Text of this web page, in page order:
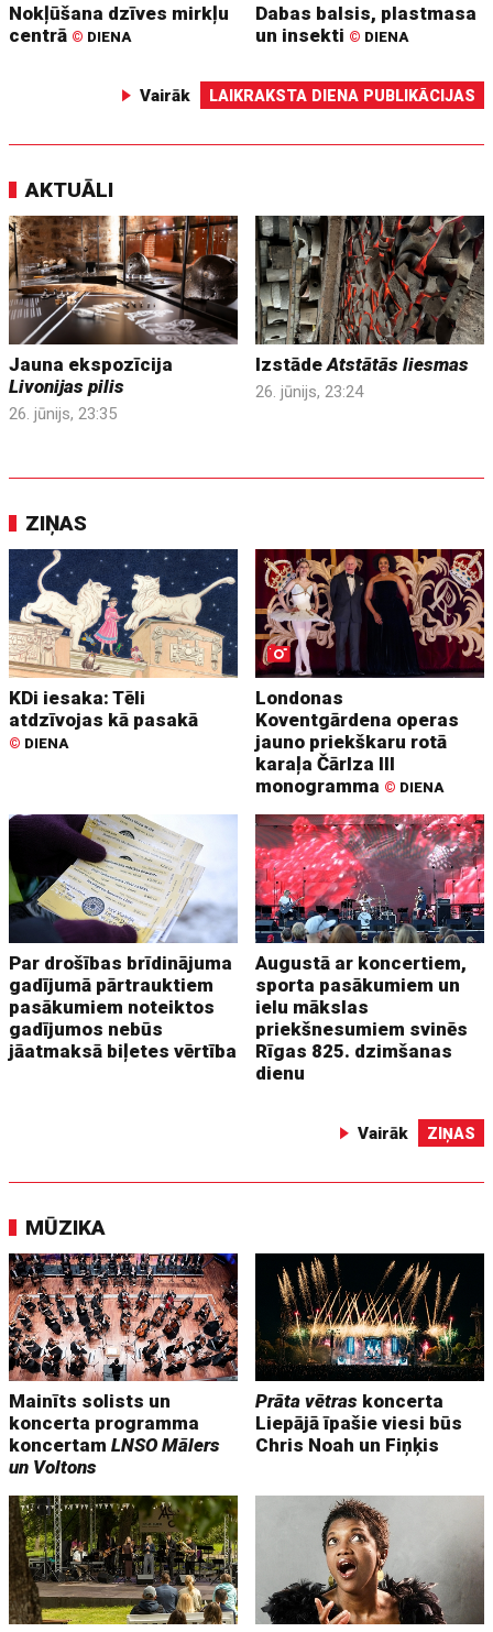
Nokļūšana dzīves mirkļu
centrā © DIENA
Dabas balsis, plastmasa
un insekti © DIENA
Vairāk LAIKRAKSTA DIENA PUBLIKĀCIJAS
AKTUĀLI
Jauna ekspozīcija
Livonijas pilis
26. jūnijs, 23:35
IzstādeAtstātās liesmas
26. jūnijs, 23:24
ZIŅAS
KDi iesaka: Tēli
atdzīvojas kā pasakā
© DIENA
Londonas
Koventgārdena operas
jauno priekškaru rotā
karaļa Čārlza III
monogramma © DIENA
Par drošības brīdinājuma
gadījumā pārtrauktiem
pasākumiem noteiktos
gadījumos nebūs
jāatmaksā biļetes vērtība
Augustā ar koncertiem,
sporta pasākumiem un
ielu mākslas
priekšnesumiem svinēs
Rīgas 825. dzimšanas
dienu
Vairāk ZIŅAS
MŪZIKA
Mainīts solists un
koncerta programma
koncertamLNSO Mālers
un Voltons
Prāta vētras koncerta
Liepājā īpašie viesi būs
Chris Noah un Fiņķis